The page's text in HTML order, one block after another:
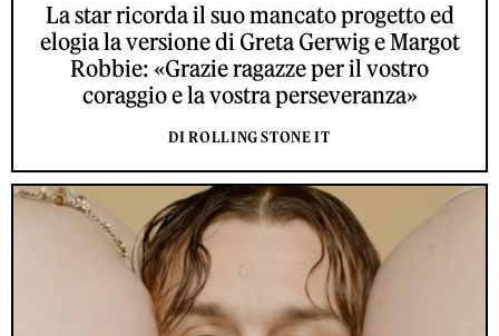
La star ricorda il suo mancato progetto ed
elogia la versione di Greta Gerwig e Margot
Robbie: «Grazie ragazze per il vostro
coraggio e la vostra perseveranza»
DI ROLLING STONE IT